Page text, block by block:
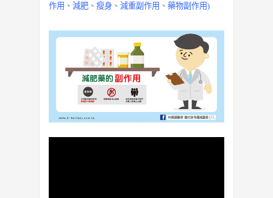
作用、減肥、瘦身、減重副作用、藥物副作用)